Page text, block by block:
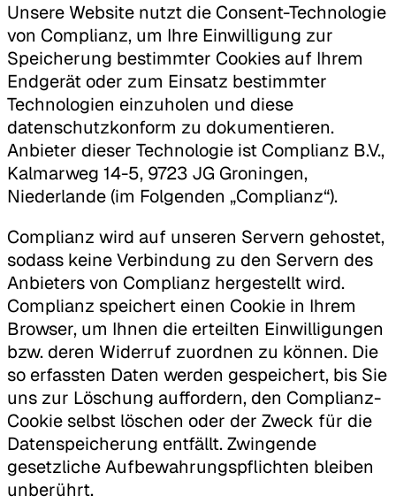
Unsere Website nutzt die Consent-Technologie
von Complianz, um Ihre Einwilligung zur
Speicherung bestimmter Cookies auf Ihrem
Endgerät oder zum Einsatz bestimmter
Technologien einzuholen und diese
datenschutzkonform zu dokumentieren.
Anbieter dieser Technologie ist Complianz B.V.,
Kalmarweg 14-5, 9723 JG Groningen,
Niederlande (im Folgenden „Complianz“).
Complianz wird auf unseren Servern gehostet,
sodass keine Verbindung zu den Servern des
Anbieters von Complianz hergestellt wird.
Complianz speichert einen Cookie in Ihrem
Browser, um Ihnen die erteilten Einwilligungen
bzw. deren Widerruf zuordnen zu können. Die
so erfassten Daten werden gespeichert, bis Sie
uns zur Löschung auffordern, den Complianz-
Cookie selbst löschen oder der Zweck für die
Datenspeicherung entfällt. Zwingende
gesetzliche Aufbewahrungspflichten bleiben
unberührt.